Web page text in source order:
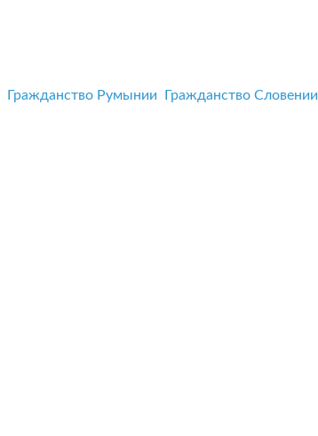
Гражданство Румынии Гражданство Словении